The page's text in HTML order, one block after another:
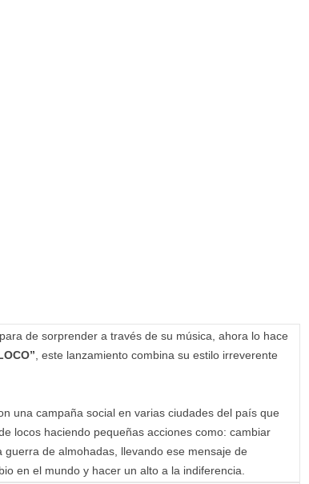
de sorprender a través de su música, ahora lo hace
, este lanzamiento combina su estilo irreverente
una campaña social en varias ciudades del país que
locos haciendo pequeñas acciones como: cambiar
de almohadas, llevando ese mensaje de
en el mundo y hacer un alto a la indiferencia.